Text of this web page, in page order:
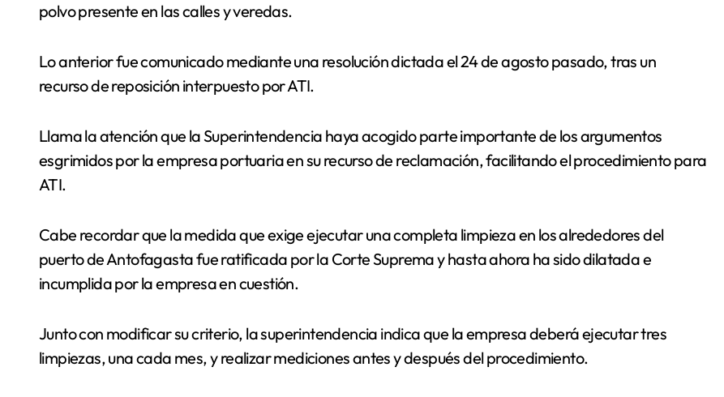
polvo presente en las calles y veredas.
Lo anterior fue comunicado mediante una resolución dictada el 24 de agosto pasado, tras un
recurso de reposición interpuesto por ATI.
Llama la atención que la Superintendencia haya acogido parte importante de los argumentos
esgrimidos por la empresa portuaria en su recurso de reclamación, facilitando el procedimiento para
ATI.
Cabe recordar que la medida que exige ejecutar una completa limpieza en los alrededores del
puerto de Antofagasta fue ratificada por la Corte Suprema y hasta ahora ha sido dilatada e
incumplida por la empresa en cuestión.
Junto con modificar su criterio, la superintendencia indica que la empresa deberá ejecutar tres
limpiezas, una cada mes, y realizar mediciones antes y después del procedimiento.